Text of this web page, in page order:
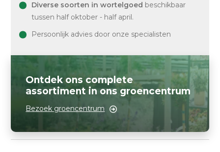
Diverse soorten in wortelgoed beschikbaar
tussen half oktober - half april.
Persoonlijk advies door onze specialisten
Ontdek ons complete
assortiment in ons groencentrum
Bezoek groencentrum